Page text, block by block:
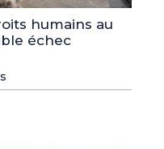
humains au
échec